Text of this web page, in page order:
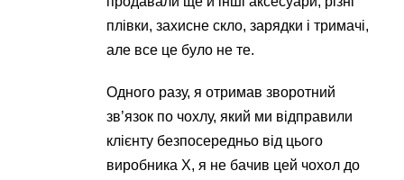
плівки, захисне скло, зарядки і тримачі,
але все це було не те.
Одного разу, я отримав зворотний
зв’язок по чохлу, який ми відправили
клієнту безпосередньо від цього
виробника Х, я не бачив цей чохол до